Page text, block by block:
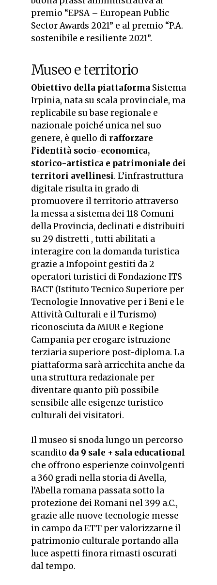
premio “EPSA – European Public
Sector Awards 2021” e al premio “P.A.
sostenibile e resiliente 2021”.
Museo e territorio
Obiettivo della piattaforma Sistema
Irpinia, nata su scala provinciale, ma
replicabile su base regionale e
nazionale poiché unica nel suo
genere, è quello di rafforzare
l’identità socio-economica,
storico-artistica e patrimoniale dei
territori avellinesi. L’infrastruttura
digitale risulta in grado di
promuovere il territorio attraverso
la messa a sistema dei 118 Comuni
della Provincia, declinati e distribuiti
su 29 distretti , tutti abilitati a
interagire con la domanda turistica
grazie a Infopoint gestiti da 2
operatori turistici di Fondazione ITS
BACT (Istituto Tecnico Superiore per
Tecnologie Innovative per i Beni e le
Attività Culturali e il Turismo)
riconosciuta da MIUR e Regione
Campania per erogare istruzione
terziaria superiore post-diploma. La
piattaforma sarà arricchita anche da
una struttura redazionale per
diventare quanto più possibile
sensibile alle esigenze turistico-
culturali dei visitatori.
Il museo si snoda lungo un percorso
scandito da 9 sale + sala educational
che offrono esperienze coinvolgenti
a 360 gradi nella storia di Avella,
l’Abella romana passata sotto la
protezione dei Romani nel 399 a.C.,
grazie alle nuove tecnologie messe
in campo da ETT per valorizzarne il
patrimonio culturale portando alla
luce aspetti finora rimasti oscurati
dal tempo.